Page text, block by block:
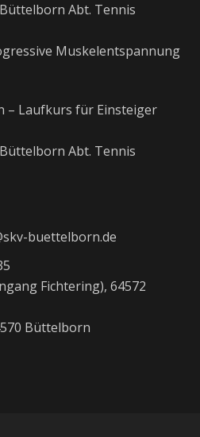
Abt. Tennis
Muskelentspannung
– Laufkurs für Einsteiger
Abt. Tennis
buettelborn.de
Fichtering), 64572
Büttelborn